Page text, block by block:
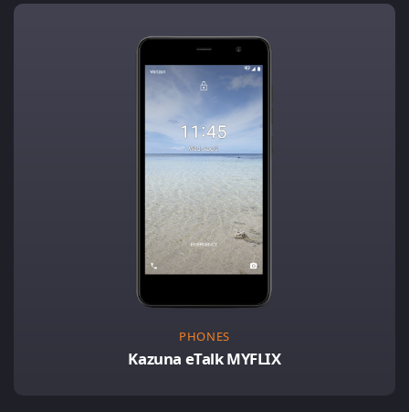
PHONES
Kazuna eTalk MYFLIX